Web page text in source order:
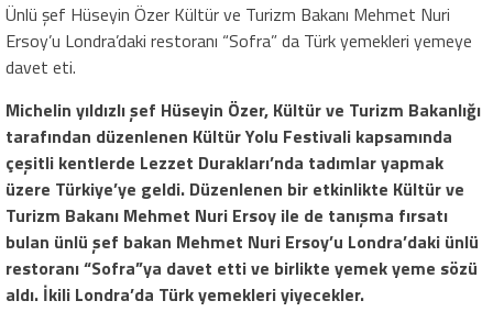
Ünlü şef Hüseyin Özer Kültür ve Turizm Bakanı Mehmet Nuri
Ersoy’u Londra’daki restoranı “Sofra” da Türk yemekleri yemeye
davet eti.
Michelin yıldızlı şef Hüseyin Özer, Kültür ve Turizm Bakanlığı
tarafından düzenlenen Kültür Yolu Festivali kapsamında
çeşitli kentlerde Lezzet Durakları’nda tadımlar yapmak
üzere Türkiye’ye geldi. Düzenlenen bir etkinlikte Kültür ve
Turizm Bakanı Mehmet Nuri Ersoy ile de tanışma fırsatı
bulan ünlü şef bakan Mehmet Nuri Ersoy’u Londra’daki ünlü
restoranı “Sofra”ya davet etti ve birlikte yemek yeme sözü
aldı. İkili Londra’da Türk yemekleri yiyecekler.